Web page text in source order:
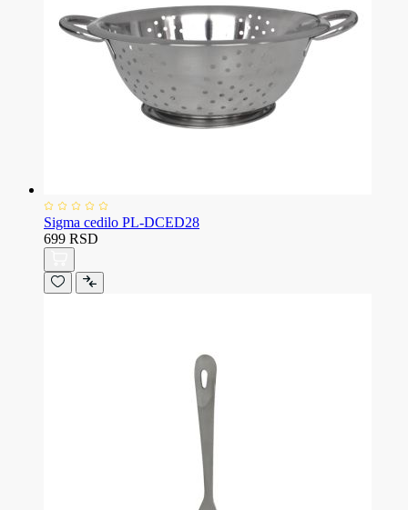
Sigma cedilo PL-DCED28
699 RSD